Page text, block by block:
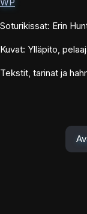
Soturikissat: Erin
Kuvat: Ylläpito,
Tekstit, tarinat ja